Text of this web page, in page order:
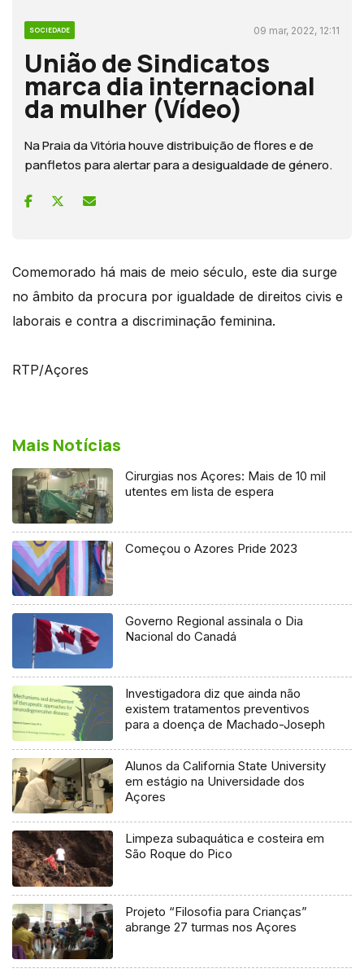
SOCIEDADE 09 mar, 2022, 12:11
União de Sindicatos
marca dia internacional
da mulher (Vídeo)
Na Praia da Vitória houve distribuição de flores e de
panfletos para alertar para a desigualdade de género.
Comemorado há mais de meio século, este dia surge
no âmbito da procura por igualdade de direitos civis e
laborais e contra a discriminação feminina.
RTP/Açores
Mais Notícias
Cirurgias nos Açores: Mais de 10 mil
utentes em lista de espera
Começou o Azores Pride 2023
Governo Regional assinala o Dia
Nacional do Canadá
Investigadora diz que ainda não
existem tratamentos preventivos
para a doença de Machado-Joseph
Alunos da California State University
em estágio na Universidade dos
Açores
Limpeza subaquática e costeira em
São Roque do Pico
Projeto “Filosofia para Crianças”
abrange 27 turmas nos Açores